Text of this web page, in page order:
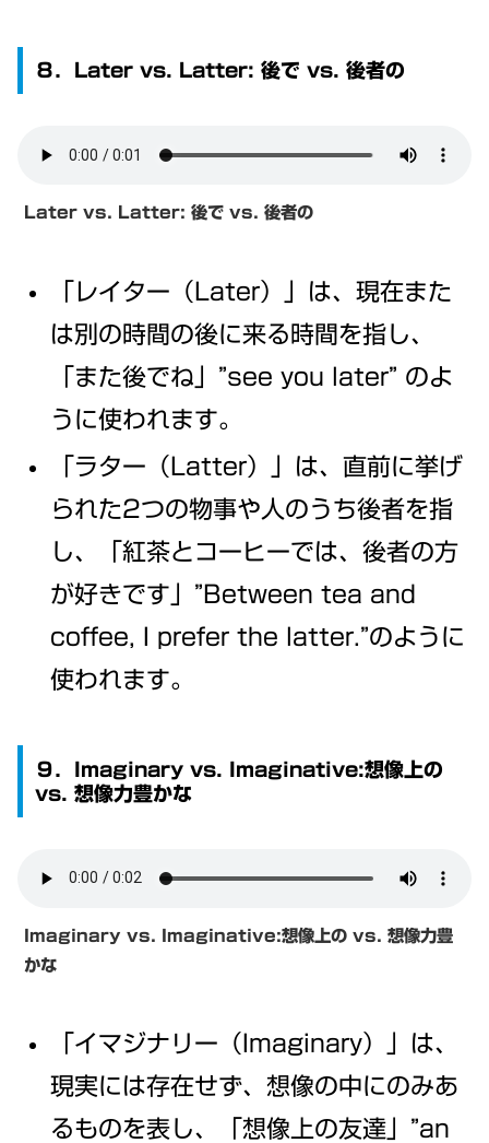
８．Later vs. Latter: 後で vs. 後者の
Later vs. Latter: 後で vs. 後者の
「レイター（Later）」は、現在また
は別の時間の後に来る時間を指し、
「また後でね」”see you later” のよ
うに使われます。
「ラター（Latter）」は、直前に挙げ
られた2つの物事や人のうち後者を指
し、「紅茶とコーヒーでは、後者の方
が好きです」”Between tea and
coffee, I prefer the latter.”のように
使われます。
９．Imaginary vs. Imaginative:想像上の
vs. 想像力豊かな
Imaginary vs. Imaginative:想像上の vs. 想像力豊
かな
「イマジナリー（Imaginary）」は、
現実には存在せず、想像の中にのみあ
るものを表し、「想像上の友達」”an